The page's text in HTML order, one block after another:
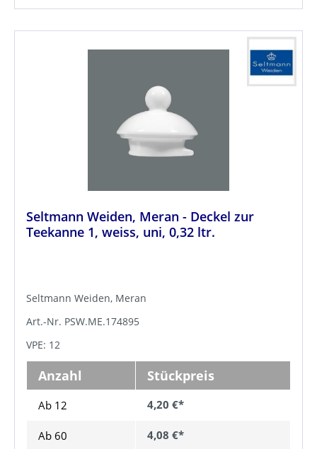
Seltmann Weiden, Meran - Deckel zur
Teekanne 1, weiss, uni, 0,32 ltr.
Seltmann Weiden, Meran
Art.-Nr. PSW.ME.174895
VPE: 12
Anzahl Stückpreis
Ab 12 4,20 €*
Ab 60 4,08 €*